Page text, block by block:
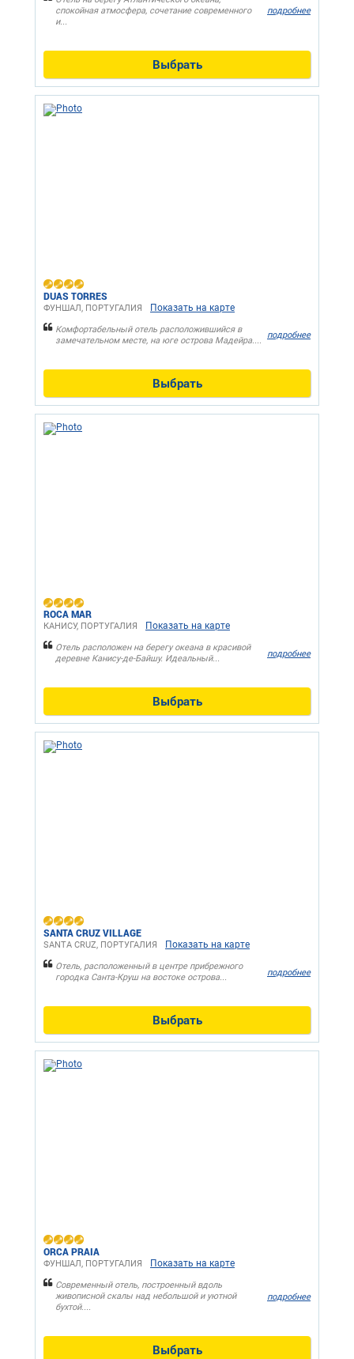
спокойная атмосфера, сочетание современного
и...
подробнее
Выбрать
DUAS TORRES
ФУНШАЛ, ПОРТУГАЛИЯ Показать на карте
Комфортабельный отель расположившийся в
замечательном месте, на юге острова Мадейра....
подробнее
Выбрать
ROCA MAR
КАНИСУ, ПОРТУГАЛИЯ Показать на карте
Отель расположен на берегу океана в красивой
деревне Канису-де-Байшу. Идеальный...
подробнее
Выбрать
SANTA CRUZ VILLAGE
SANTA CRUZ, ПОРТУГАЛИЯ Показать на карте
Отель, расположенный в центре прибрежного
городка Санта-Круш на востоке острова...
подробнее
Выбрать
ORCA PRAIA
ФУНШАЛ, ПОРТУГАЛИЯ Показать на карте
Современный отель, построенный вдоль
живописной скалы над небольшой и уютной
бухтой....
подробнее
Выбрать